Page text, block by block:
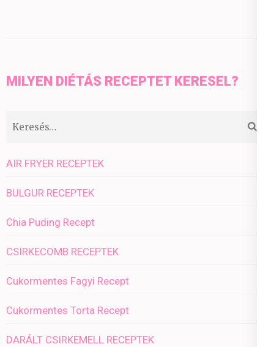
MILYEN DIÉTÁS RECEPTET KERESEL?
Keresés:
AIR FRYER RECEPTEK
BULGUR RECEPTEK
Chia Puding Recept
CSIRKECOMB RECEPTEK
Cukormentes Fagyi Recept
Cukormentes Torta Recept
DARÁLT CSIRKEMELL RECEPTEK